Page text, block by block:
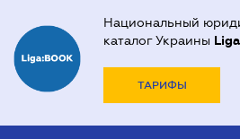
Национальный
каталог Украины
ТАРИФЫ